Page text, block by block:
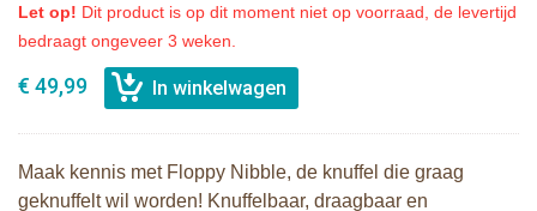
Let op! Dit product is op dit moment niet op voorraad, de levertijd
bedraagt ongeveer 3 weken.
€ 49,99
Maak kennis met Floppy Nibble, de knuffel die graag
geknuffelt wil worden! Knuffelbaar, draagbaar en